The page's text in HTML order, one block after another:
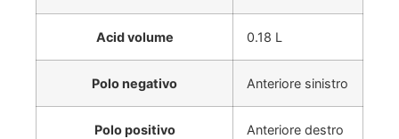
Acid volume 0.18 L
Polo negativo Anteriore sinistro
Polo positivo Anteriore destro